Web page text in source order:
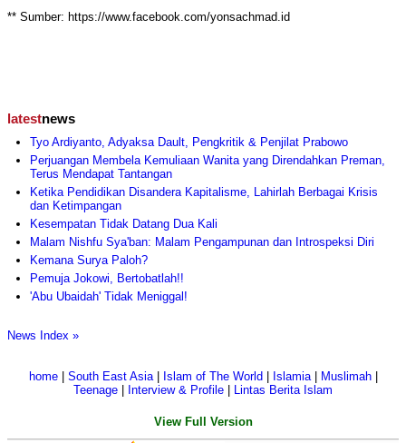
** Sumber: https://www.facebook.com/yonsachmad.id
latestnews
Tyo Ardiyanto, Adyaksa Dault, Pengkritik & Penjilat Prabowo
Perjuangan Membela Kemuliaan Wanita yang Direndahkan Preman,
Terus Mendapat Tantangan
Ketika Pendidikan Disandera Kapitalisme, Lahirlah Berbagai Krisis
dan Ketimpangan
Kesempatan Tidak Datang Dua Kali
Malam Nishfu Sya'ban: Malam Pengampunan dan Introspeksi Diri
Kemana Surya Paloh?
Pemuja Jokowi, Bertobatlah!!
'Abu Ubaidah' Tidak Meniggal!
News Index »
home| South East Asia| Islam of The World Islamia| Muslimah|
Teenage
Interview & Profile Lintas Berita Islam
View Full Version